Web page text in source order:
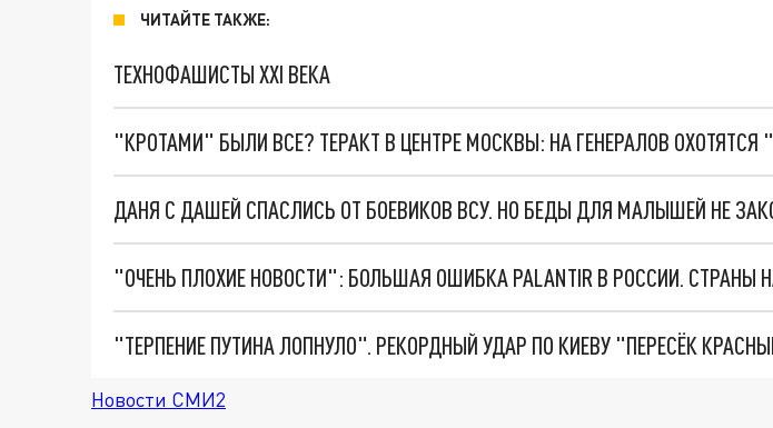
ЧИТАЙТЕ ТАКЖЕ:
ТЕХНОФАШИСТЫ XXI ВЕКА
"КРОТАМИ" БЫЛИ ВСЕ? ТЕРАКТ В ЦЕНТРЕ МОСКВЫ: НА ГЕНЕРАЛОВ
ДАНЯ С ДАШЕЙ СПАСЛИСЬ ОТ БОЕВИКОВ ВСУ. НО БЕДЫ ДЛЯ МАЛЫШЕЙ НЕ
Новости СМИ2